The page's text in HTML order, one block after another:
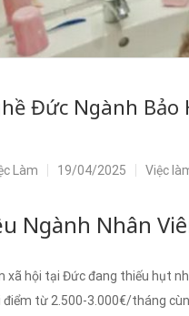
Đức Ngành
Làm 19/04/2025 Việc
Ngành Nhân
xã hội tại Đức đang thiếu hụt
từ 2.500-3.000€/tháng